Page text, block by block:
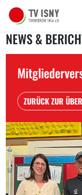
NEWS &
ZURÜCK ZUR